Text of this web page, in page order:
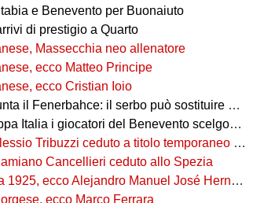
e Benevento per Buonaiuto
di prestigio a Quarto
Massecchia neo allenatore
ecco Matteo Principe
ecco Cristian Ioio
il Fenerbahce: il serbo può sostituire Ederson
i giocatori del Benevento scelgono i numeri di maglia
Tribuzzi ceduto a titolo temporaneo al Bari
Cancellieri ceduto allo Spezia
ecco Alejandro Manuel José Hernández Gouveia,
ecco Marco Ferrara